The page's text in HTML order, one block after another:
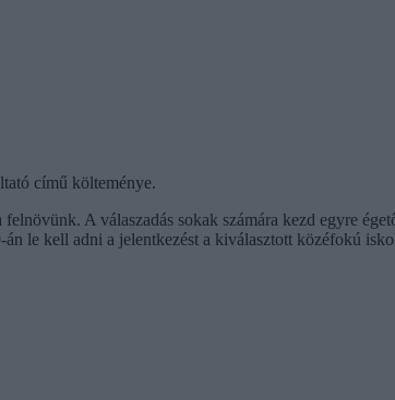
című költeménye.
A válaszadás sokak számára kezd egyre
le kell adni a jelentkezést a kiválasztott közéfokú